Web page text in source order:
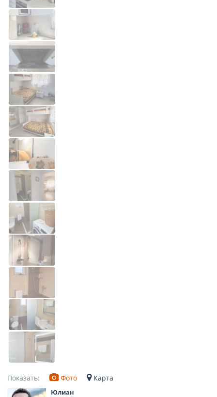
Показать: Фото Карта
Юлиан